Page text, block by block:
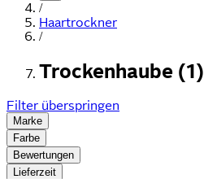
/
Haartrockner
/
Trockenhaube (1)
Filter überspringen
Marke
Farbe
Bewertungen
Lieferzeit